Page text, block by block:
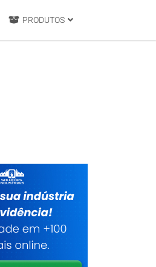
PRODUTOS